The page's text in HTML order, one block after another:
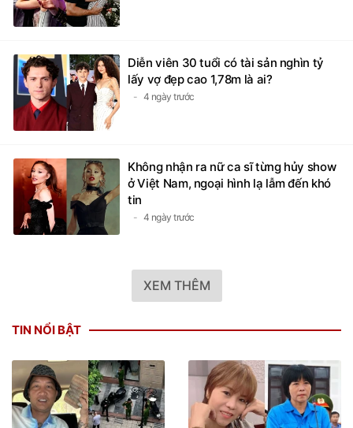
Diễn viên 30 tuổi có tài sản nghìn tỷ
lấy vợ đẹp cao 1,78m là ai?
4 ngày trước
Không nhận ra nữ ca sĩ từng hủy show
ở Việt Nam, ngoại hình lạ lẫm đến khó
tin
4 ngày trước
XEM THÊM
TIN NỔI BẬT